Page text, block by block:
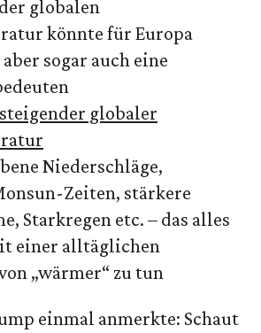
globalen
könnte für Europa
sogar auch eine
globaler
Niederschläge,
Zeiten, stärkere
Starkregen etc. – das alles
einer alltäglichen
„wärmer“ zu tun
einmal anmerkte: Schaut